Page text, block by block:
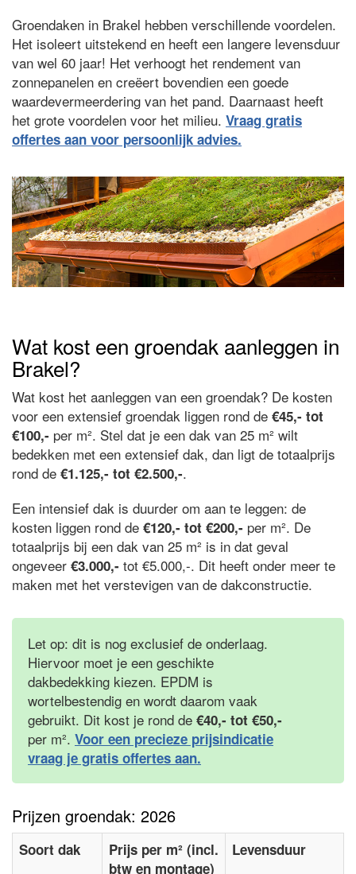
Groendaken in Brakel hebben verschillende voordelen.
Het isoleert uitstekend en heeft een langere levensduur
van wel 60 jaar! Het verhoogt het rendement van
zonnepanelen en creëert bovendien een goede
waardevermeerdering van het pand. Daarnaast heeft
het grote voordelen voor het milieu. Vraag gratis
offertes aan voor persoonlijk advies.
Wat kost een groendak aanleggen in
Brakel?
Wat kost het aanleggen van een groendak? De kosten
voor een extensief groendak liggen rond de €45,- tot
€100,- per m². Stel dat je een dak van 25 m² wilt
bedekken met een extensief dak, dan ligt de totaalprijs
rond de €1.125,- tot €2.500,-.
Een intensief dak is duurder om aan te leggen: de
kosten liggen rond de €120,- tot €200,- per m². De
totaalprijs bij een dak van 25 m² is in dat geval
ongeveer €3.000,- tot €5.000,-. Dit heeft onder meer te
maken met het verstevigen van de dakconstructie.
Let op: dit is nog exclusief de onderlaag.
Hiervoor moet je een geschikte
dakbedekking kiezen. EPDM is
wortelbestendig en wordt daarom vaak
gebruikt. Dit kost je rond de €40,- tot €50,-
per m². Voor een precieze prijsindicatie
vraag je gratis offertes aan.
Prijzen groendak: 2026
Soort dak
Prijs per m² (incl.
btw en montage)
Levensduur